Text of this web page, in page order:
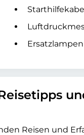
Ersatzlampen
Reisen und